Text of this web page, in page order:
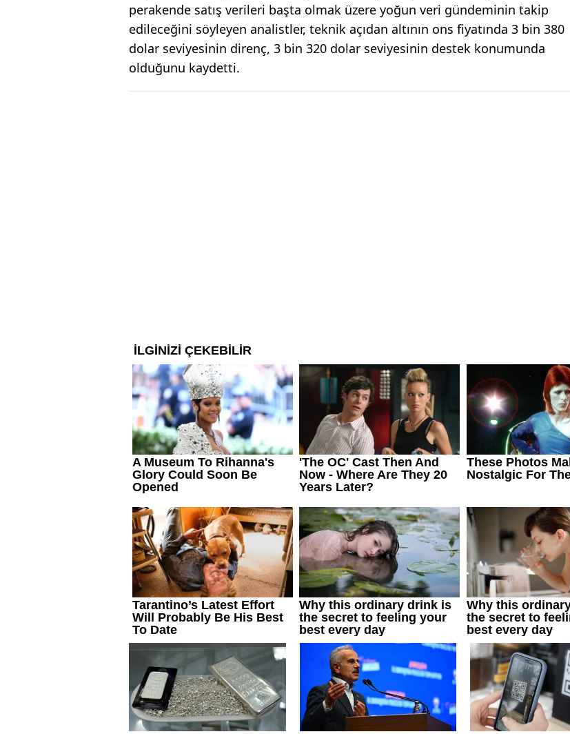
perakende satış verileri başta olmak üzere yoğun veri gündeminin takip
edileceğini söyleyen analistler, teknik açıdan altının ons fiyatında 3 bin 380
dolar seviyesinin direnç, 3 bin 320 dolar seviyesinin destek konumunda
olduğunu kaydetti.